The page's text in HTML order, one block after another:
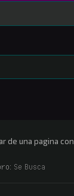
de una pagina
Se Busca